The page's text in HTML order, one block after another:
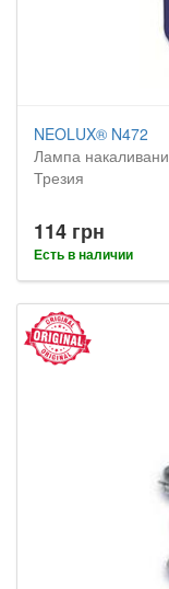
NEOLUX® N472
Лампа
Трезия
114 грн
Есть в наличии